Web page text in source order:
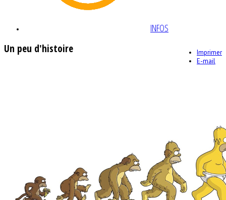
INFOS
Imprimer
E-mail
Un peu d'histoire